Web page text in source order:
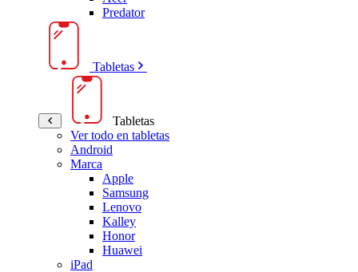
Predator
Tabletas
Tabletas
Ver todo en tabletas
Android
Marca
Apple
Samsung
Lenovo
Kalley
Honor
Huawei
iPad